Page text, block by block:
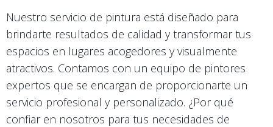
Nuestro servicio de pintura está diseñado para
brindarte resultados de calidad y transformar tus
espacios en lugares acogedores y visualmente
atractivos. Contamos con un equipo de pintores
expertos que se encargan de proporcionarte un
servicio profesional y personalizado. ¿Por qué
confiar en nosotros para tus necesidades de